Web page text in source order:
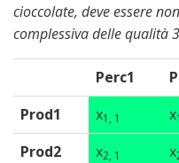
cioccolate, deve essere
complessiva delle qualità
Perc1
Prod1
x1, 1 x
Prod2 x2, 1 x